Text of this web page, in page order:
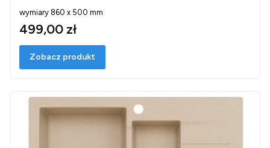
wymiary 860 x 500 mm
499,00 zł
Zobacz produkt